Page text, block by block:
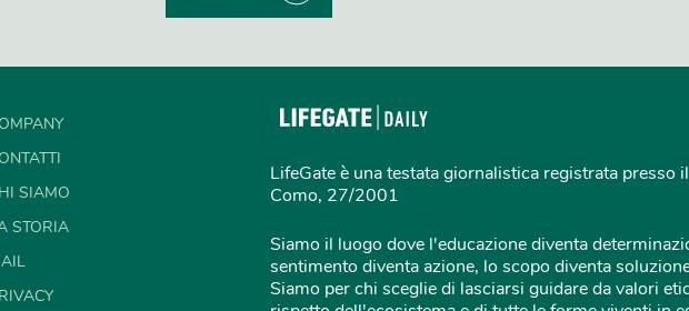
SIAMO
STORIA
LifeGate è una testata giornalistica registrata presso
Como, 27/2001
Siamo il luogo dove l'educazione diventa
sentimento diventa azione, lo scopo diventa
Siamo per chi sceglie di lasciarsi guidare da valori